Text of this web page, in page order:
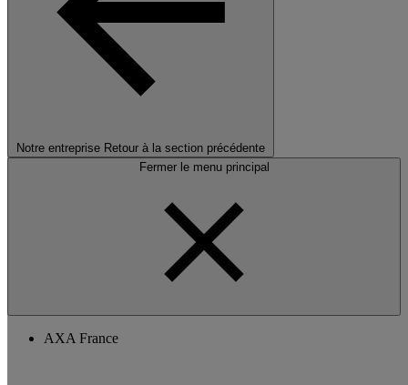
Notre entreprise Retour à la section précédente
Fermer le menu principal
AXA France